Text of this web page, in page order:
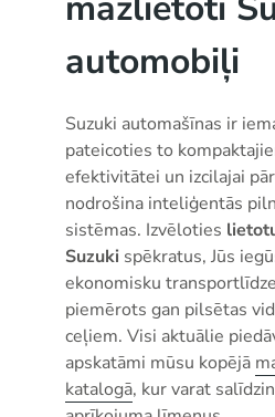
automobiļi
Suzuki automašīnas ir
pateicoties to
efektivitātei un izcilajai
nodrošina inteliģentās
sistēmas. Izvēloties
Suzuki spēkratus, Jūs
ekonomisku
piemērots gan pilsētas
ceļiem. Visi aktuālie
apskatāmi mūsu kopējā
katalogā, kur varat